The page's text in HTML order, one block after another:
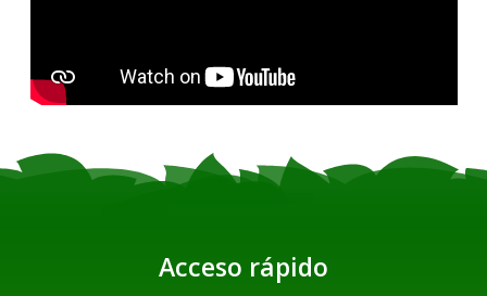
Acceso rápido